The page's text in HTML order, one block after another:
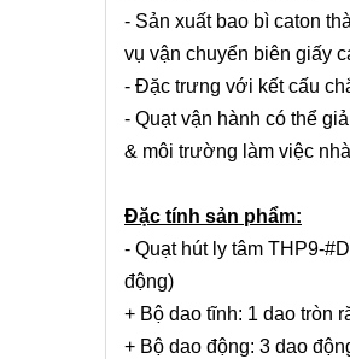
- Sản xuất bao bì caton
vụ vận chuyển biên giấy
- Đặc trưng với kết cấu
- Quạt vận hành có thể
& môi trường làm việc
Đặc tính sản phẩm:
- Quạt hút ly tâm THP9-
động)
+ Bộ dao tĩnh: 1 dao tròn
+ Bộ dao động: 3 dao